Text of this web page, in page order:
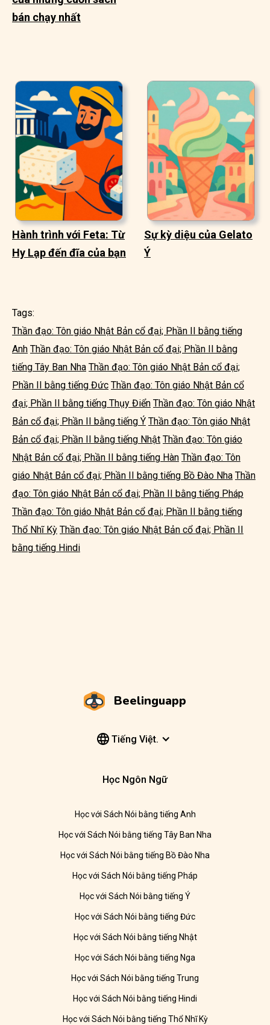
bán chạy nhất
Hành trình với Feta: Từ
Hy Lạp đến đĩa của bạn
Sự kỳ diệu của Gelato
Ý
Tags:
Thần đạo: Tôn giáo Nhật Bản cổ đại; Phần II bằng tiếng
Anh Thần đạo: Tôn giáo Nhật Bản cổ đại; Phần II bằng
tiếng Tây Ban Nha Thần đạo: Tôn giáo Nhật Bản cổ đại;
Phần II bằng tiếng Đức Thần đạo: Tôn giáo Nhật Bản cổ
đại; Phần II bằng tiếng Thụy Điển Thần đạo: Tôn giáo Nhật
Bản cổ đại; Phần II bằng tiếng Ý Thần đạo: Tôn giáo Nhật
Bản cổ đại; Phần II bằng tiếng Nhật Thần đạo: Tôn giáo
Nhật Bản cổ đại; Phần II bằng tiếng Hàn Thần đạo: Tôn
giáo Nhật Bản cổ đại; Phần II bằng tiếng Bồ Đào Nha Thần
đạo: Tôn giáo Nhật Bản cổ đại; Phần II bằng tiếng Pháp
Thần đạo: Tôn giáo Nhật Bản cổ đại; Phần II bằng tiếng
Thổ Nhĩ Kỳ Thần đạo: Tôn giáo Nhật Bản cổ đại; Phần II
bằng tiếng Hindi
Beelinguapp
Tiếng Việt.
Học Ngôn Ngữ
Học với Sách Nói bằng tiếng Anh
Học với Sách Nói bằng tiếng Tây Ban Nha
Học với Sách Nói bằng tiếng Bồ Đào Nha
Học với Sách Nói bằng tiếng Pháp
Học với Sách Nói bằng tiếng Ý
Học với Sách Nói bằng tiếng Đức
Học với Sách Nói bằng tiếng Nhật
Học với Sách Nói bằng tiếng Nga
Học với Sách Nói bằng tiếng Trung
Học với Sách Nói bằng tiếng Hindi
Học với Sách Nói bằng tiếng Thổ Nhĩ Kỳ